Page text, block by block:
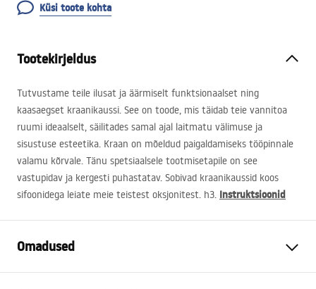
Küsi toote kohta
Tootekirjeldus
Tutvustame teile ilusat ja äärmiselt funktsionaalset ning
kaasaegset kraanikaussi. See on toode, mis täidab teie vannitoa
ruumi ideaalselt, säilitades samal ajal laitmatu välimuse ja
sisustuse esteetika. Kraan on mõeldud paigaldamiseks tööpinnale
valamu kõrvale. Tänu spetsiaalsele tootmisetapile on see
vastupidav ja kergesti puhastatav. Sobivad kraanikaussid koos
sifoonidega leiate meie teistest oksjonitest. h3. Instruktsioonid
Omadused